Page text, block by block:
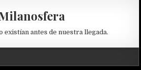
existían antes de nuestra llegada.